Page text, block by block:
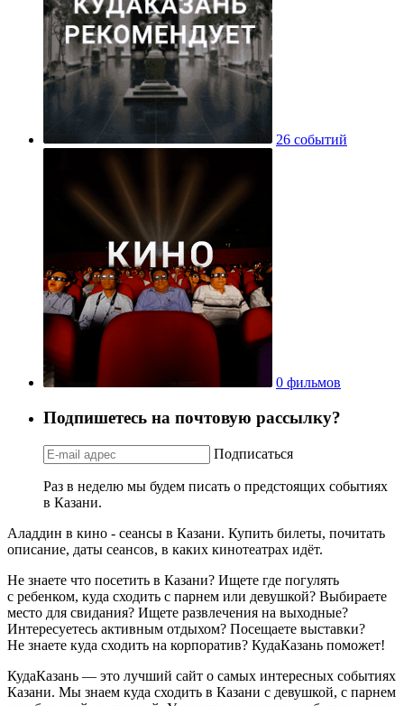
26 событий
0 фильмов
Подпишетесь на почтовую рассылку?
Подписаться
Раз в неделю мы будем писать о предстоящих событиях
в Казани.
Аладдин в кино - сеансы в Казани. Купить билеты, почитать
описание, даты сеансов, в каких кинотеатрах идёт.
Не знаете что посетить в Казани? Ищете где погулять
с ребенком, куда сходить с парнем или девушкой? Выбираете
место для свидания? Ищете развлечения на выходные?
Интересуетесь активным отдыхом? Посещаете выставки?
Не знаете куда сходить на корпоратив? КудаКазань поможет!
КудаКазань — это лучший сайт о самых интересных событиях
Казани. Мы знаем куда сходить в Казани с девушкой, с парнем